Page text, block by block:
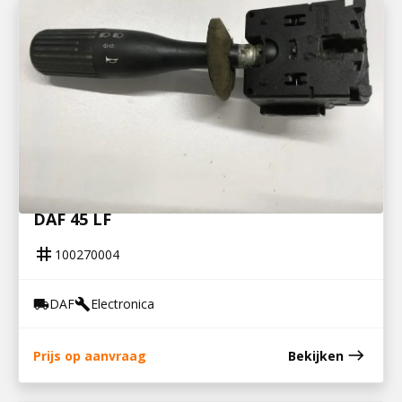
COMBI KNIPP / CLAXON SCHAKELAAR
DAF 45 LF
tag 100270004
local_shippingDAFbuildElectronica
Prijs op aanvraag Bekijken east